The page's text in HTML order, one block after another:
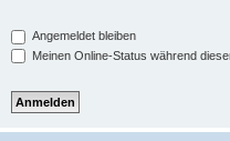
Angemeldet bleiben
Meinen Online-Status während